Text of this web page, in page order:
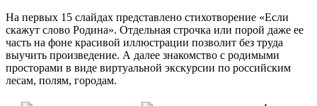
На первых 15 слайдах представлено стихотворение «Если
скажут слово Родина». Отдельная строчка или порой даже ее
часть на фоне красивой иллюстрации позволит без труда
выучить произведение. А далее знакомство с родимыми
просторами в виде виртуальной экскурсии по российским
лесам, полям, городам.